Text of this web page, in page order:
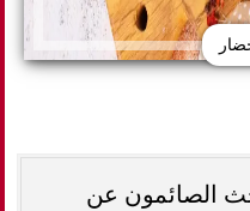
الصائمون عن